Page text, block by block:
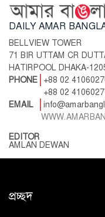
DAILY AMAR
BELLVIEW TOWER
71 BIR UTTAM CR
HATIRPOOL DHAKA-
PHONE
+88 02
+88 02
EMAIL
EDITOR
AMLAN DEWAN
প্রচ্ছদ